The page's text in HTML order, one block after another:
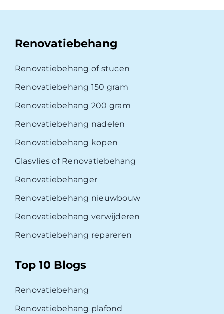
Renovatiebehang
Renovatiebehang of stucen
Renovatiebehang 150 gram
Renovatiebehang 200 gram
Renovatiebehang nadelen
Renovatiebehang kopen
Glasvlies of Renovatiebehang
Renovatiebehanger
Renovatiebehang nieuwbouw
Renovatiebehang verwijderen
Renovatiebehang repareren
Top 10 Blogs
Renovatiebehang
Renovatiebehang plafond